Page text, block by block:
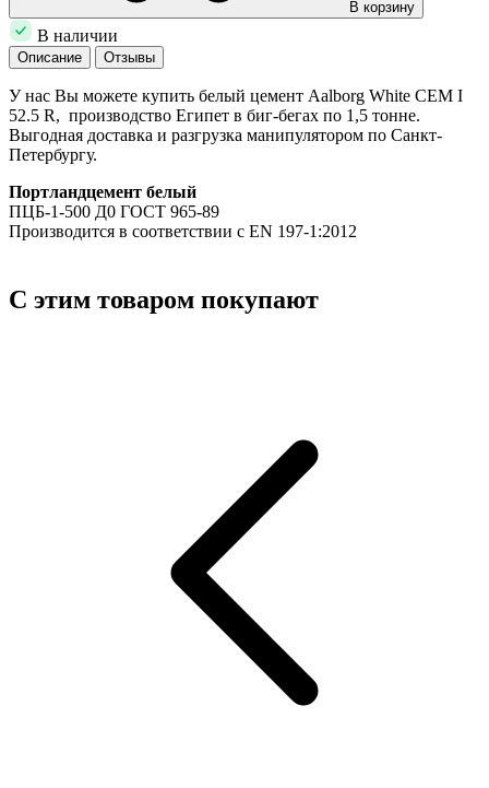
В корзину
В наличии
Описание Отзывы
У нас Вы можете купить белый цемент Aalborg White CEM I
52.5 R, производство Египет в биг-бегах по 1,5 тонне.
Выгодная доставка и разгрузка манипулятором по Санкт-
Петербургу.
Портландцемент белый
ПЦБ-1-500 Д0 ГОСТ 965-89
Производится в соответствии с EN 197-1:2012
С этим товаром покупают